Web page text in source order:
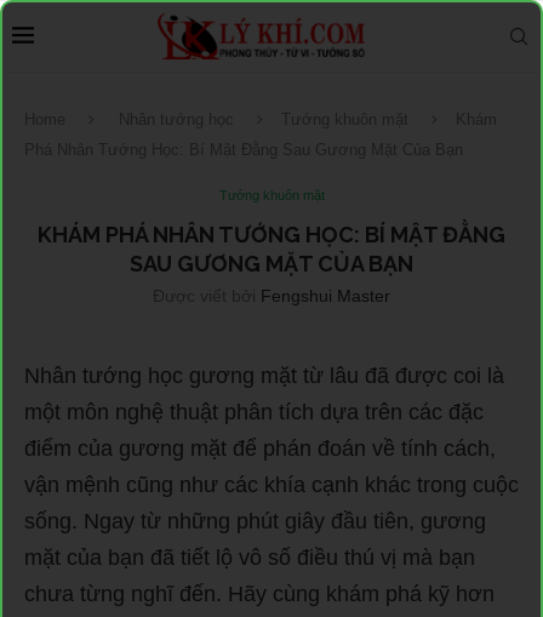
Home Nhân tướng học Tướng khuôn mặt
Khám
Phá Nhân Tướng Học: Bí Mật Đằng Sau Gương Mặt Của Bạn
Tướng khuôn mặt
KHÁM PHÁ NHÂN TƯỚNG HỌC: BÍ MẬT ĐẰNG
SAU GƯƠNG MẶT CỦA BẠN
Được viết bởi Fengshui Master
Nhân tướng học gương mặt từ lâu đã được coi là
một môn nghệ thuật phân tích dựa trên các đặc
điểm của gương mặt để phán đoán về tính cách,
vận mệnh cũng như các khía cạnh khác trong cuộc
sống. Ngay từ những phút giây đầu tiên, gương
mặt của bạn đã tiết lộ vô số điều thú vị mà bạn
chưa từng nghĩ đến. Hãy cùng khám phá kỹ hơn